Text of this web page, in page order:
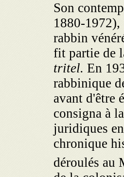
Son
1880-
rabbin
fit partie de
tritel. En
rabbinique
avant d'être
consigna à
juridiques
chronique
déroulés au